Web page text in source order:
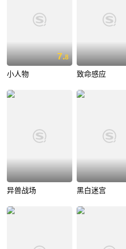
7.8
小人物 致命感应
异兽战场 黑白迷宫